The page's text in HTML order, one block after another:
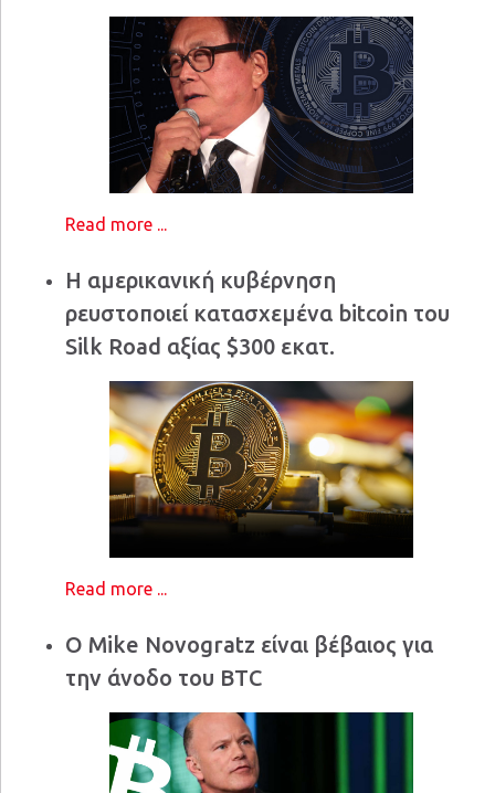
Read more ...
Η αμερικανική κυβέρνηση
ρευστοποιεί κατασχεμένα bitcoin του
Silk Road αξίας $300 εκατ.
Read more ...
Ο Mike Novogratz είναι βέβαιος για
την άνοδο του BTC